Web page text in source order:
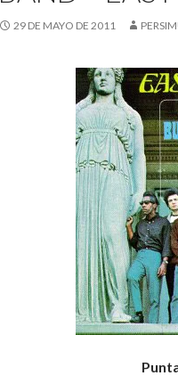
29 DE MAYO DE 2011